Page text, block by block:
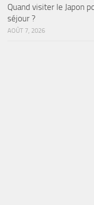
Quand visiter le Japon
séjour ?
AOÛT 7, 2026